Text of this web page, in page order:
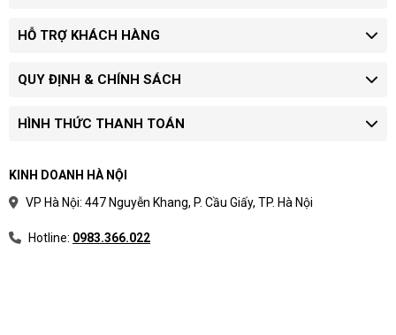
HỖ TRỢ KHÁCH HÀNG
QUY ĐỊNH & CHÍNH SÁCH
HÌNH THỨC THANH TOÁN
KINH DOANH HÀ NỘI
VP Hà Nội: 447 Nguyễn Khang, P. Cầu Giấy, TP. Hà Nội
Hotline: 0983.366.022